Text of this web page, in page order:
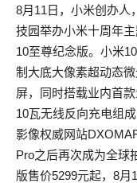
8月11日，小米创办人
技园举办小米十周年
10至尊纪念版。小米
制大底大像素超动态
屏，同时搭载业内首
10瓦无线反向充电组
影像权威网站
Pro之后再次成为全球
版售价5299元起，8月